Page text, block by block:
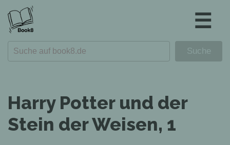
☰
Harry Potter und der
Stein der Weisen, 1